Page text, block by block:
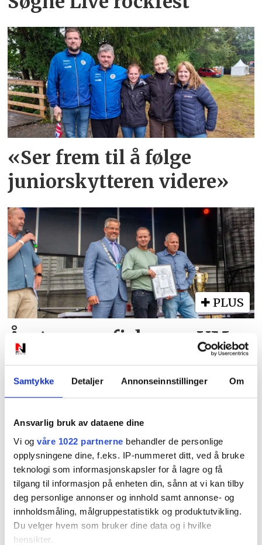
Samtykke Detaljer Annonseinnstillinger Om
Ansvarlig bruk av dataene dine
Vi og våre 1022 partnerne behandler de personlige
opplysningene dine, f.eks. IP-nummeret ditt, ved å bruke
teknologi som informasjonskapsler for å lagre og få
tilgang til informasjon på enheten din, sånn at vi kan tilby
deg personlige annonser og innhold samt annonse- og
innholdsmåling, målgruppestatistikk og produktutvikling.
Du velger hvem som bruker dine data og i hvilke
hensikter.
«Ser frem til å følge
juniorskytteren videre»
PLUS
Årets unge fisker og VM-
vinner fra Søgne
Javell - se det